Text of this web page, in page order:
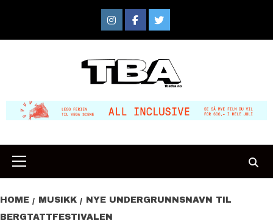
content
InstagramFacebook
Twitter
Primary
Menu
HOME MUSIKK
NYE UNDERGRUNNSNAVN TIL
BERGTATTFESTIVALEN